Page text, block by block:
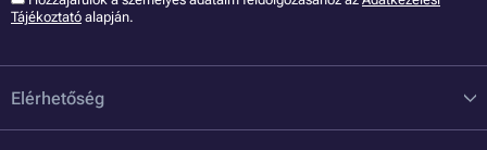
Tájékoztató alapján.
Elérhetőség